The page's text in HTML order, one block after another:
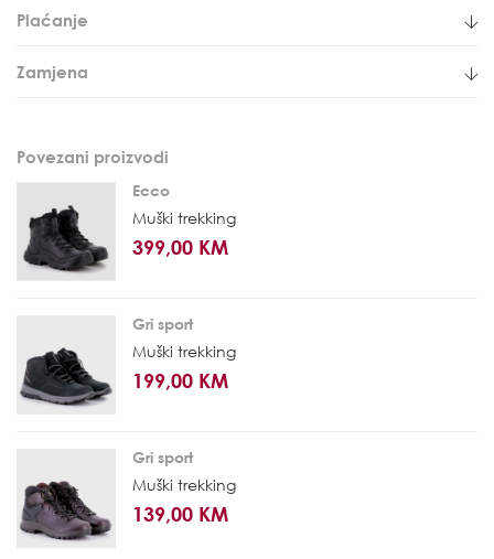
Plaćanje
Zamjena
Povezani proizvodi
Ecco
Muški trekking
399,00 KM
Gri sport
Muški trekking
199,00 KM
Gri sport
Muški trekking
139,00 KM